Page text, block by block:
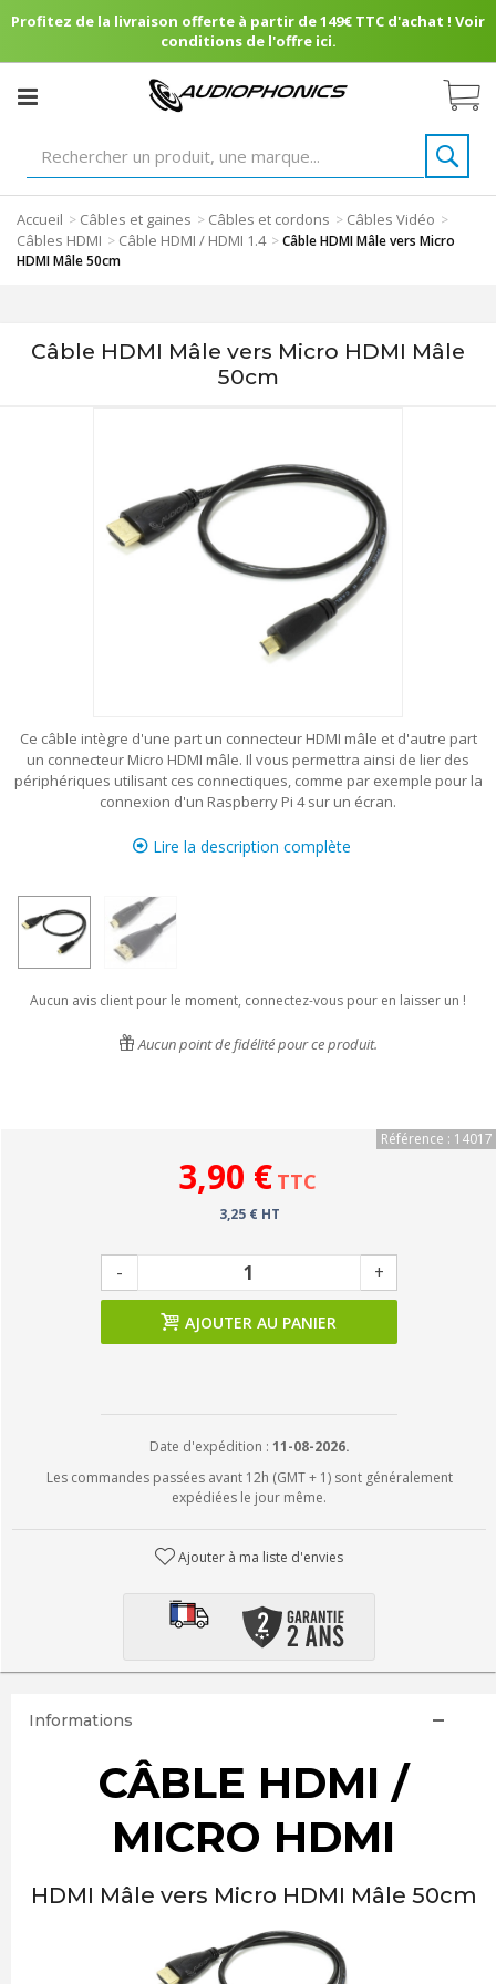
Profitez de la livraison offerte à partir de 149€ TTC d'achat ! Voir
conditions de l'offre ici.
Accueil > Câbles et gaines > Câbles et cordons > Câbles Vidéo >
Câbles HDMI > Câble HDMI / HDMI 1.4 >Câble HDMI Mâle vers Micro
HDMI Mâle 50cm
Câble HDMI Mâle vers Micro HDMI Mâle
50cm
Ce câble intègre d'une part un connecteur HDMI mâle et d'autre part
un connecteur Micro HDMI mâle. Il vous permettra ainsi de lier des
périphériques utilisant ces connectiques, comme par exemple pour la
connexion d'un Raspberry Pi 4 sur un écran.
Lire la description complète
Aucun avis client pour le moment, connectez-vous pour en laisser un !
Aucun point de fidélité pour ce produit.
Référence : 14017
3,90 € TTC
3,25 € HT
- +
AJOUTER AU PANIER
Date d'expédition : 11-08-2026.
Les commandes passées avant 12h (GMT + 1) sont généralement
expédiées le jour même.
Ajouter à ma liste d'envies
Informations
CÂBLE HDMI /
MICRO HDMI
HDMI Mâle vers Micro HDMI Mâle 50cm